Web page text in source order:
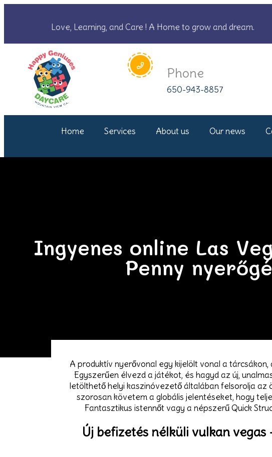
Love, Learning, and Care ! A Home to grow and dream.
Phone
650-943-8857
Home Services About us Our news
Ingyenes online Las
Penny
A produktív nyerővonal egy kijelölt vonal a
Egyszerűen élvezd a játékot, és hagyd az új,
letölthető helyi kaszinóvezető általában felsorolja az
szorosan követem a globális jelentéseket, hogy
Fantasztikus istennőt vagy a népszerű Quick
Új befizetés nélküli vulkan